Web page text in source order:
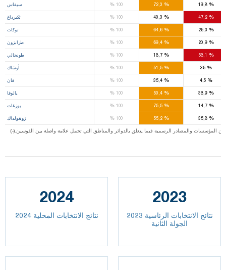
سيفاس %100 % %
19,8
تكيرداغ %100 % %
47,2
توكات %100 %
64,6 %
طرابزون %100 %
69,4 %
20,9
طونجالي %100 %
18,7 %
أوشاك %100 %
51,5 %
35
فان %100 %
35,4 %
يالوفا %100 %
50,4 %
38,9
يوزغات %100 %
75,5 %
14,7
زونغولداك %100 %
55,2 %
35,8
المؤسسات والمصادر الرسمية فيما يتعلق بالدوائر والمناطق التي تحمل علامة واصلة بين القوسين
2024
نتائج الانتخابات المحلية 2024
2023
نتائج الانتخابات الرئاسية 2023
الجولة الثانية